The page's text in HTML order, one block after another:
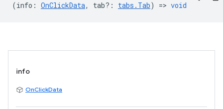
(info : OnClickData, tab? : tabs.Tab) => void
info
OnClickData